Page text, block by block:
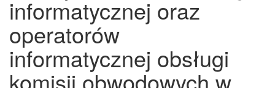
informatycznej oraz
operatorów
informatycznej obsługi
komisji obwodowych w